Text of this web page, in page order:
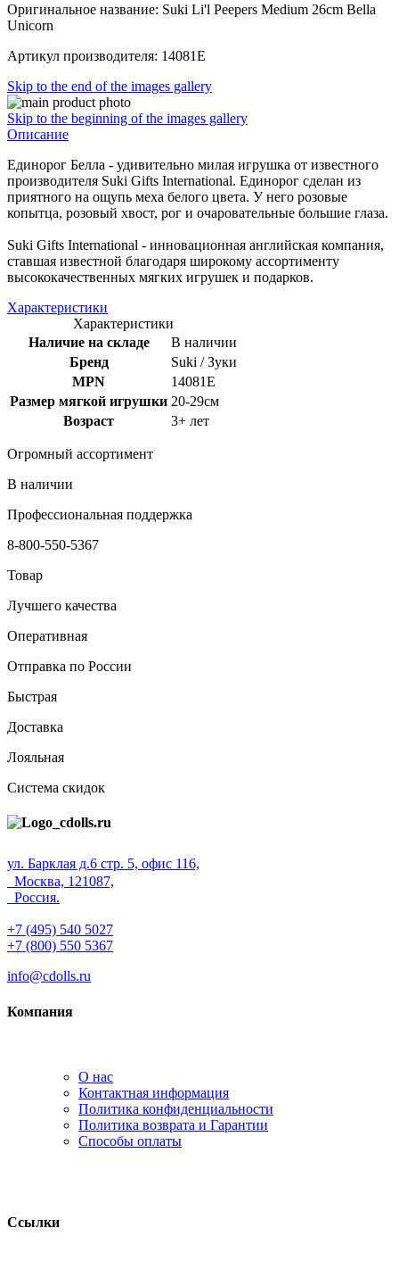
Оригинальное название: Suki Li'l Peepers Medium 26cm Bella
Unicorn
Артикул производителя: 14081E
Skip to the end of the images gallery
Skip to the beginning of the images gallery
Описание
Единорог Белла - удивительно милая игрушка от известного
производителя Suki Gifts International. Единорог сделан из
приятного на ощупь меха белого цвета. У него розовые
копытца, розовый хвост, рог и очаровательные большие глаза.
Suki Gifts International - инновационная английская компания,
ставшая известной благодаря широкому ассортименту
высококачественных мягких игрушек и подарков.
Характеристики
Характеристики
Наличие на складе
В наличии
Бренд
Suki / Зуки
MPN
14081E
Размер мягкой игрушки 20-29см
Возраст
3+ лет
Огромный ассортимент
В наличии
Профессиональная поддержка
8-800-550-5367
Товар
Лучшего качества
Оперативная
Отправка по России
Быстрая
Доставка
Лояльная
Система скидок
ул. Барклая д.6 стр. 5, офис 116,
Москва, 121087,
Россия.
+7 (495) 540 5027
+7 (800) 550 5367
info@cdolls.ru
Компания
О нас
Контактная информация
Политика конфиденциальности
Политика возврата и Гарантии
Способы оплаты
Ссылки